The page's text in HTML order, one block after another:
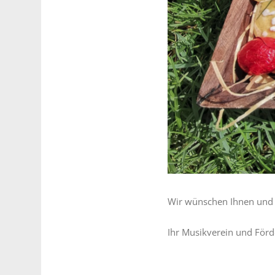
Wir wünschen Ihnen
Ihr Musikverein und